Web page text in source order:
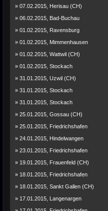
» 07.02.2015, Herisau (CH)
» 06.02.2015, Bad-Buchau
» 01.02.2015, Ravensburg
» 01.02.2015, Mimmenhausen
» 01.02.2015, Wattwil (CH)
» 01.02.2015, Stockach
» 31.01.2015, Uzwil (CH)
» 31.01.2015, Stockach
» 31.01.2015, Stockach
» 25.01.2015, Gossau (CH)
» 25.01.2015, Friedrichshafen
» 24.01.2015, Hindelwangen
» 23.01.2015, Friedrichshafen
» 19.01.2015, Frauenfeld (CH)
» 18.01.2015, Friedrichshafen
» 18.01.2015, Sankt Gallen (CH)
» 17.01.2015, Langenargen